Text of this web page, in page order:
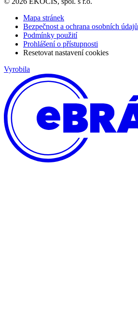
Mapa stránek
Bezpečnost a ochrana osobních údajů
Podmínky použití
Prohlášení o přístupnosti
Resetovat nastavení cookies
Vyrobila